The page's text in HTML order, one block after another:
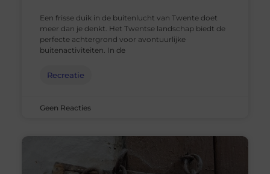
Een frisse duik in de buitenlucht van Twente doet
meer dan je denkt. Het Twentse landschap biedt de
perfecte achtergrond voor avontuurlijke
buitenactiviteiten. In de
Recreatie
Geen Reacties